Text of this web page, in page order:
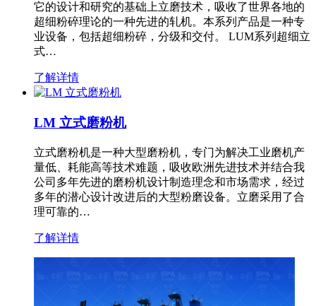
它的设计和研究的基础上立磨技术，吸收了世界各地的
超细粉碎理论的一种先进的轧机。本系列产品是一种专
业设备，包括超细粉碎，分级和交付。 LUM系列超细立
式…
了解详情
LM 立式磨粉机
立式磨粉机是一种大型磨粉机，专门为解决工业磨机产
量低、耗能高等技术难题，吸收欧洲先进技术并结合我
公司多年先进的磨粉机设计制造理念和市场需求，经过
多年的潜心设计改进后的大型粉磨设备。立磨采用了合
理可靠的…
了解详情